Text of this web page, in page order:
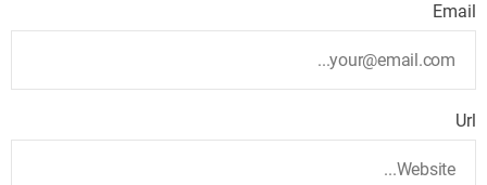
Email
Url